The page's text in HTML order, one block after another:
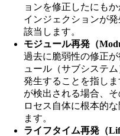
ョンを修正したにも
インジェクションが
該当します。
モジュール再発（
過去に脆弱性の修正
ュール（サブシステ
発生することを指し
が検出される場合、
ロセス自体に根本的
ます。
ライフタイム再発（